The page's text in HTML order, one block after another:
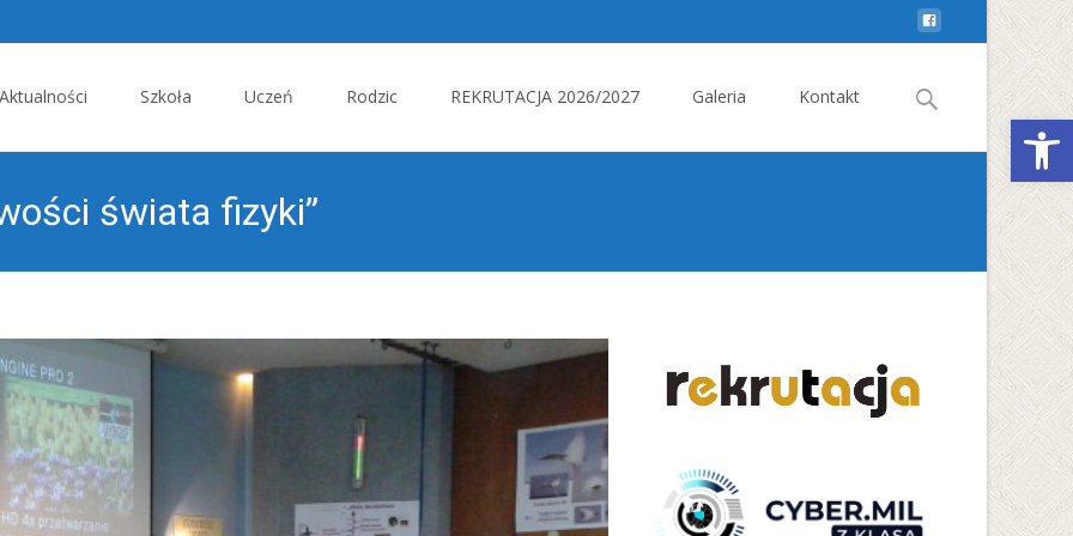
Aktualności Szkoła Uczeń Rodzic REKRUTACJA 2026/2027 Galeria Kontakt
Search
świata fizyki”